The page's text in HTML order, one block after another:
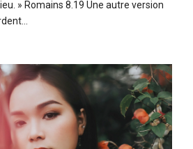
» Romains 8.19 Une autre version